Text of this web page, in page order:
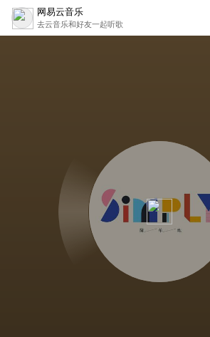
网易云音乐
去云音乐和好友一起听歌